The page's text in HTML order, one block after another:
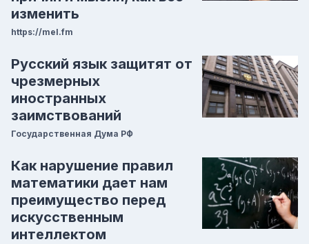
изменить
https://mel.fm
Русский язык защитят от
чрезмерных
иностранных
заимствований
Государственная Дума РФ
Как нарушение правил
математики дает нам
преимущество перед
искусственным
интеллектом